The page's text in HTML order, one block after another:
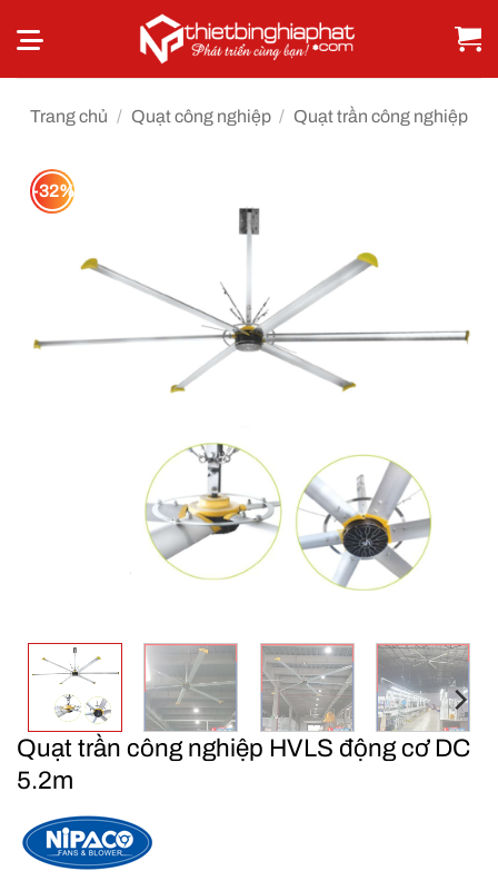
qua
Trang chủ / Quạt công nghiệp / Quạt trần công nghiệp
-32%
Quạt trần công nghiệp HVLS động cơ DC
5.2m